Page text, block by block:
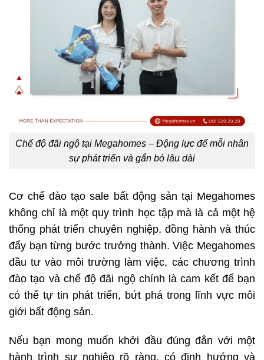
Chế độ đãi ngộ tại Megahomes – Động lực để mỗi nhân
sự phát triển và gắn bó lâu dài
Cơ chế đào tạo sale bất động sản tại Megahomes
không chỉ là một quy trình học tập mà là cả một hệ
thống phát triển chuyên nghiệp, đồng hành và thúc
đẩy bạn từng bước trưởng thành. Việc Megahomes
đầu tư vào môi trường làm việc, các chương trình
đào tạo và chế độ đãi ngộ chính là cam kết để bạn
có thể tự tin phát triển, bứt phá trong lĩnh vực môi
giới bất động sản.
Nếu bạn mong muốn khởi đầu đúng đắn với một
hành trình sự nghiệp rõ ràng, có định hướng và